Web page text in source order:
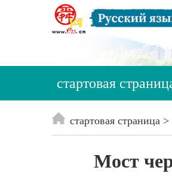
стартовая
стартовая страница
Мост